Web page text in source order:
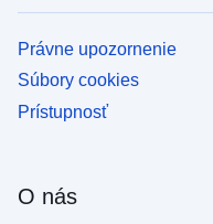
Právne upozornenie
Súbory cookies
Prístupnosť
O nás